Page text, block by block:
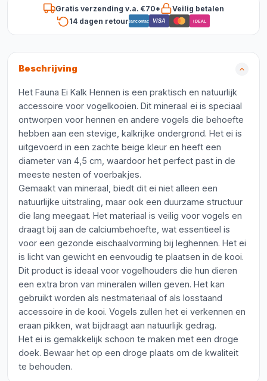
Gratis verzending v.a. €70*
Veilig betalen
14 dagen retourBancontact VISA iDEAL
Beschrijving
Het Fauna Ei Kalk Hennen is een praktisch en natuurlijk
accessoire voor vogelkooien. Dit mineraal ei is speciaal
ontworpen voor hennen en andere vogels die behoefte
hebben aan een stevige, kalkrijke ondergrond. Het ei is
uitgevoerd in een zachte beige kleur en heeft een
diameter van 4,5 cm, waardoor het perfect past in de
meeste nesten of voerbakjes.
Gemaakt van mineraal, biedt dit ei niet alleen een
natuurlijke uitstraling, maar ook een duurzame structuur
die lang meegaat. Het materiaal is veilig voor vogels en
draagt bij aan de calciumbehoefte, wat essentieel is
voor een gezonde eischaalvorming bij leghennen. Het ei
is licht van gewicht en eenvoudig te plaatsen in de kooi.
Dit product is ideaal voor vogelhouders die hun dieren
een extra bron van mineralen willen geven. Het kan
gebruikt worden als nestmateriaal of als losstaand
accessoire in de kooi. Vogels zullen het ei verkennen en
eraan pikken, wat bijdraagt aan natuurlijk gedrag.
Het ei is gemakkelijk schoon te maken met een droge
doek. Bewaar het op een droge plaats om de kwaliteit
te behouden.